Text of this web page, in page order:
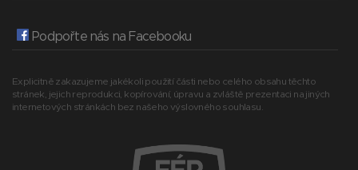
Podpořte nás na Facebooku
Explicitně zakazujeme jakékoli použití části nebo celého obsahu těchto
stránek, jejich reprodukci, kopírování, úpravu a zvláště prezentaci na jiných
internetových stránkách bez našeho výslovného souhlasu.